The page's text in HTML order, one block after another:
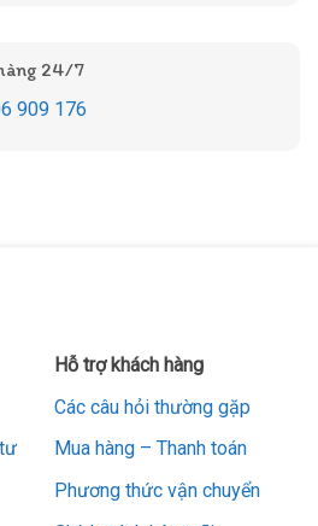
24/7
909 176
Hỗ trợ khách hàng
Các câu hỏi thường gặp
Mua hàng – Thanh toán
Phương thức vận chuyển